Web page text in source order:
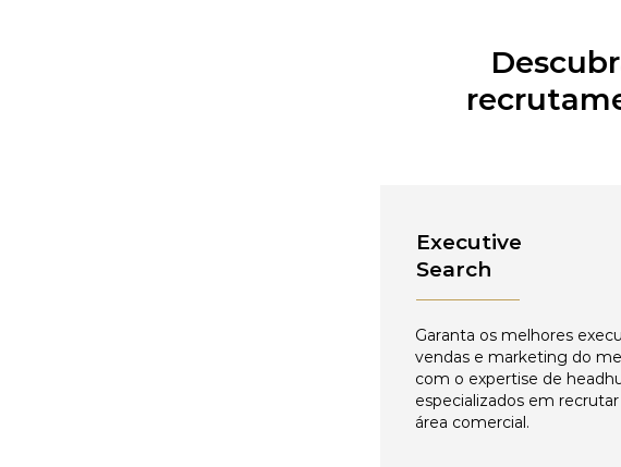
Executive
Search
Garanta os melhores
vendas e marketing do
com o expertise de
especializados em recrutar
área comercial.